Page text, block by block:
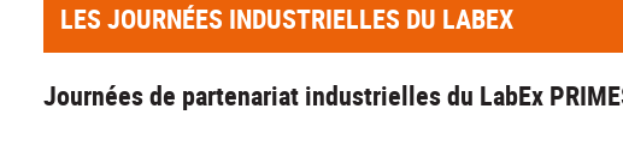
LES JOURNÉES INDUSTRIELLES DU LABEX
Journées de partenariat industrielles du LabEx